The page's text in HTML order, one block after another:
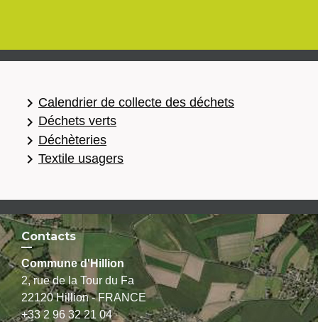
keyboard_arrow_right Calendrier de collecte des déchets
keyboard_arrow_right Déchets verts
keyboard_arrow_right Déchèteries
keyboard_arrow_right Textile usagers
Contacts
Commune d'Hillion
2, rue de la Tour du Fa
22120 Hillion - FRANCE
+33 2 96 32 21 04